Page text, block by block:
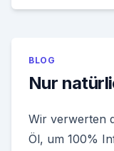
BLOG
Nur
Wir verwerten
Öl, um 100%